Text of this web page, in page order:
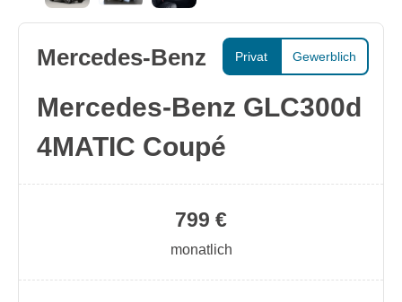
Privat Gewerblich
Mercedes-Benz
Mercedes-Benz GLC300d
4MATIC Coupé
799 €
monatlich